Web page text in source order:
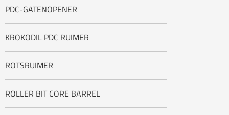
PDC-GATENOPENER
KROKODIL PDC RUIMER
ROTSRUIMER
ROLLER BIT CORE BARREL